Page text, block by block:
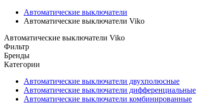
Автоматические выключатели
Автоматические выключатели Viko
Автоматические выключатели Viko
Фильтр
Бренды
Категории
Автоматические выключатели двухполюсные
Автоматические выключатели дифференциальные
Автоматические выключатели комбинированные